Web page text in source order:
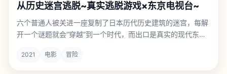
从历史迷宫逃脱~真实逃脱游戏×东京电视台~
六个普通人被关进一座复制了日本历代历史建筑的迷宫，每解
开一个谜题就会“穿越”到一个时代，而出口是真实的现代东
2021 电影 冒险